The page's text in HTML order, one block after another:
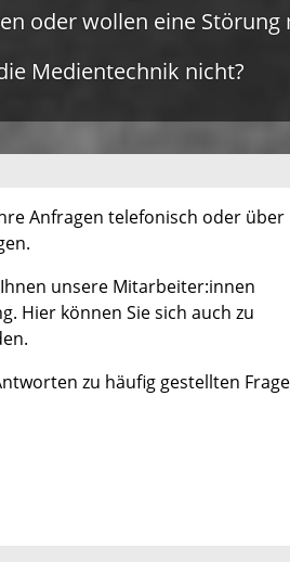
oder wollen eine Störung
Medientechnik nicht?
Anfragen telefonisch oder über
unsere Mitarbeiter:innen
Hier können Sie sich auch zu
zu häufig gestellten